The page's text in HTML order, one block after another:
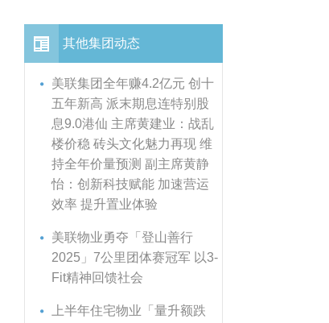
其他集团动态
美联集团全年赚4.2亿元 创十
五年新高 派末期息连特别股
息9.0港仙 主席黄建业：战乱
楼价稳 砖头文化魅力再现 维
持全年价量预测 副主席黄静
怡：创新科技赋能 加速营运
效率 提升置业体验
美联物业勇夺「登山善行
2025」7公里团体赛冠军 以3-
Fit精神回馈社会
上半年住宅物业「量升额跌